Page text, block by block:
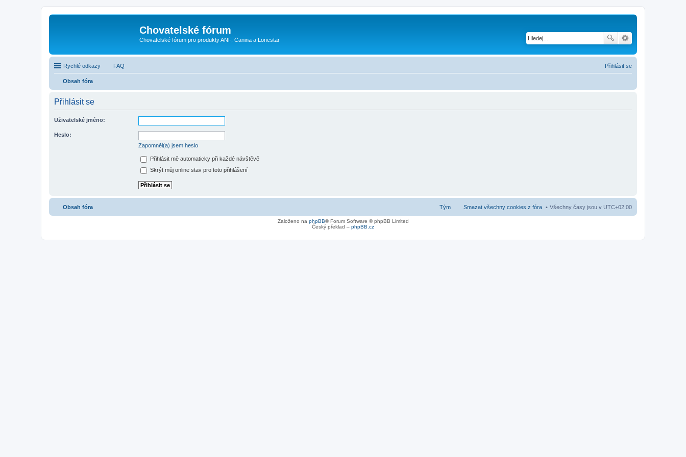
Chovatelské fórum
Chovatelské fórum pro produkty ANF, Canina a Lonestar
Rychlé odkazy FAQ Přihlásit se
Obsah fóra
Přihlásit se
Uživatelské jméno:
Heslo:
Zapomněl(a) jsem heslo
Přihlásit mě automaticky při každé návštěvě
Skrýt můj online stav pro toto přihlášení
Obsah fóra Všechny časy jsou v UTC+02:00
Smazat všechny cookies z fóra
Tým
Založeno na phpBB® Forum Software © phpBB Limited
Český překlad – phpBB.cz